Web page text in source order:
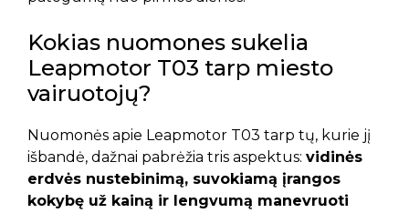
Kokias nuomones sukelia
Leapmotor T03 tarp miesto
vairuotojų?
Nuomonės apie Leapmotor T03 tarp tų, kurie jį
išbandė, dažnai pabrėžia tris aspektus: vidinės
erdvės nustebinimą, suvokiamą įrangos
kokybę už kainą ir lengvumą manevruoti